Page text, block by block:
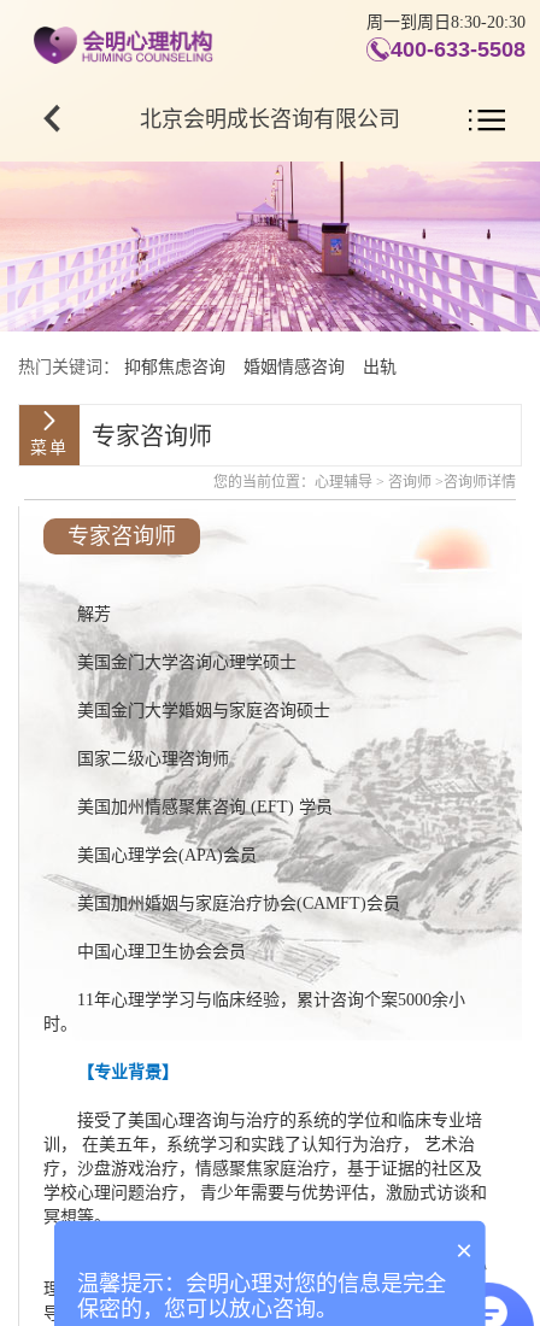
周一到周日8:30-20:30
400-633-5508
北京会明成长咨询有限公司
热门关键词： 抑郁焦虑咨询 婚姻情感咨询 出轨
专家咨询师
您的当前位置： 心理辅导 > 咨询师 >咨询师详情
专家咨询师
解芳
美国金门大学咨询心理学硕士
美国金门大学婚姻与家庭咨询硕士
国家二级心理咨询师
美国加州情感聚焦咨询 (EFT) 学员
美国心理学会(APA)会员
美国加州婚姻与家庭治疗协会(CAMFT)会员
中国心理卫生协会会员
11年心理学学习与临床经验，累计咨询个案5000余小
时。
【专业背景】
接受了美国心理咨询与治疗的系统的学位和临床专业培
训， 在美五年，系统学习和实践了认知行为治疗， 艺术治
疗，沙盘游戏治疗，情感聚焦家庭治疗，基于证据的社区及
学校心理问题治疗， 青少年需要与优势评估，激励式访谈和
冥想等。
在美期间为旧金山和其它湾区城市的中小生提供长期心
理辅导，为旧金山亚太区非营利组织心理求助者提供心理辅
导。在美国积累了丰富的认知行为流派，精神分析流派和人
×
温馨提示：会明心理对您的信息是完全
保密的，您可以放心咨询。